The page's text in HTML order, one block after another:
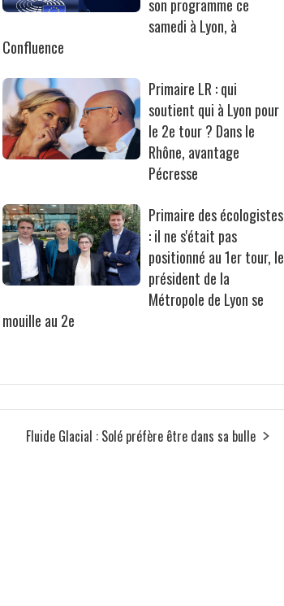
son programme ce
samedi à Lyon, à
Confluence
Primaire LR : qui
soutient qui à Lyon pour
le 2e tour ? Dans le
Rhône, avantage
Pécresse
Primaire des écologistes
: il ne s'était pas
positionné au 1er tour, le
président de la
Métropole de Lyon se
mouille au 2e
Fluide Glacial : Solé préfère être dans sa bulle